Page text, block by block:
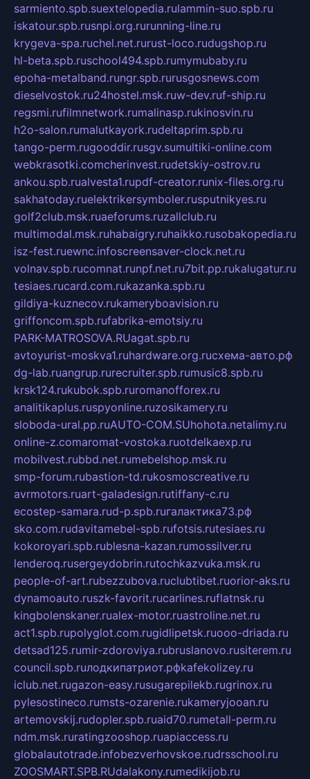
sarmiento.spb.suextelopedia.rulammin-suo.spb.ru
iskatour.spb.rusnpi.org.rurunning-line.ru
krygeva-spa.ruchel.net.rurust-loco.rudugshop.ru
hl-beta.spb.ruschool494.spb.rumymubaby.ru
epoha-metalband.rungr.spb.rurusgosnews.com
dieselvostok.ru24hostel.msk.ruw-dev.ruf-ship.ru
regsmi.rufilmnetwork.rumalinasp.rukinosvin.ru
h2o-salon.rumalutkayork.rudeltaprim.spb.ru
tango-perm.rugooddir.rusgv.sumultiki-online.com
webkrasotki.comcherinvest.rudetskiy-ostrov.ru
ankou.spb.rualvesta1.rupdf-creator.runix-files.org.ru
sakhatoday.ruelektrikersymboler.rusputnikyes.ru
golf2club.msk.ruaeforums.ruzallclub.ru
multimodal.msk.ruhabaigry.ruhaikko.rusobakopedia.ru
isz-fest.ruewnc.infoscreensaver-clock.net.ru
volnav.spb.rucomnat.runpf.net.ru7bit.pp.rukalugatur.ru
tesiaes.rucard.com.rukazanka.spb.ru
gildiya-kuznecov.rukameryboavision.ru
griffoncom.spb.rufabrika-emotsiy.ru
PARK-MATROSOVA.RUagat.spb.ru
avtoyurist-moskva1.ruhardware.org.ruсхема-авто.рф
dg-lab.ruangrup.rurecruiter.spb.rumusic8.spb.ru
krsk124.rukubok.spb.ruromanofforex.ru
analitikaplus.ruspyonline.ruzosikamery.ru
sloboda-ural.pp.ruAUTO-COM.SUhohota.netalimy.ru
online-z.comaromat-vostoka.ruotdelkaexp.ru
mobilvest.rubbd.net.rumebelshop.msk.ru
smp-forum.rubastion-td.rukosmoscreative.ru
avrmotors.ruart-galadesign.rutiffany-c.ru
ecostep-samara.rud-p.spb.ruгалактика73.рф
sko.com.rudavitamebel-spb.rufotsis.rutesiaes.ru
kokoroyari.spb.rublesna-kazan.rumossilver.ru
lenderoq.rusergeydobrin.rutochkazvuka.msk.ru
people-of-art.rubezzubova.ruclubtibet.ruorior-aks.ru
dynamoauto.ruszk-favorit.rucarlines.ruflatnsk.ru
kingbolenskaner.rualex-motor.ruastroline.net.ru
act1.spb.rupolyglot.com.rugidlipetsk.ruooo-driada.ru
detsad125.rumir-zdoroviya.rubruslanovo.rusiterem.ru
council.spb.ruлодкипатриот.рфkafekolizey.ru
iclub.net.rugazon-easy.rusugarepilekb.rugrinox.ru
pylesostineco.rumsts-ozarenie.rukameryjooan.ru
artemovskij.rudopler.spb.ruaid70.rumetall-perm.ru
ndm.msk.ruratingzooshop.ruapiaccess.ru
globalautotrade.infobezverhovskoe.rudrsschool.ru
ZOOSMART.SPB.RUdalakony.rumedikijob.ru